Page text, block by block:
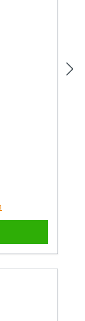
zum